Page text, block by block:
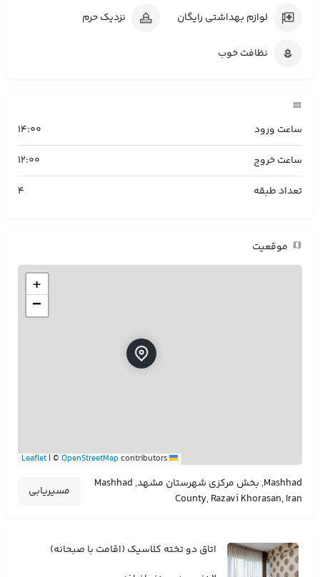
لوازم بهداشتی رایگان نزدیک حرم
نظافت خوب
ساعت ورود
14:00
ساعت خروج
12:00
تعداد طبقه
4
موقعیت
+
−
| © OpenStreetMap contributors
Mashhad, بخش مرکزی شهرستان مشهد, Mashhad
County, Razavi Khorasan, Iran
مسیریابی
اتاق دو تخته کلاسیک (اقامت با صبحانه)